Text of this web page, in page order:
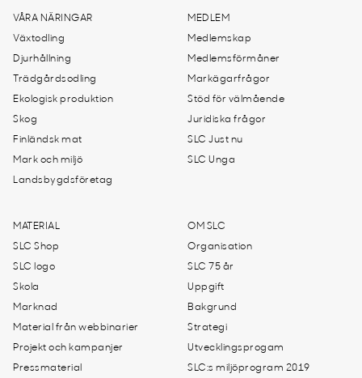
VÅRA NÄRINGAR
Växtodling
Djurhållning
Trädgårdsodling
Ekologisk produktion
Skog
Finländsk mat
Mark och miljö
Landsbygdsföretag
MEDLEM
Medlemskap
Medlemsförmåner
Markägarfrågor
Stöd för välmående
Juridiska frågor
SLC Just nu
SLC Unga
MATERIAL
SLC Shop
SLC logo
Skola
Marknad
Material från webbinarier
Projekt och kampanjer
Pressmaterial
OM SLC
Organisation
SLC 75 år
Uppgift
Bakgrund
Strategi
Utvecklingsprogam
SLC:s miljöprogram 2019